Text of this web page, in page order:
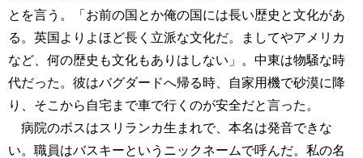
とを言う。「お前の国とか俺の国には長い歴史と文化があ
る。英国よりよほど長く立派な文化だ。ましてやアメリカ
など、何の歴史も文化もありはしない」。中東は物騒な時
代だった。彼はバグダードへ帰る時、自家用機で砂漠に降
り、そこから自宅まで車で行くのが安全だと言った。
病院のボスはスリランカ生まれで、本名は発音できな
い。職員はバスキーというニックネームで呼んだ。私の名